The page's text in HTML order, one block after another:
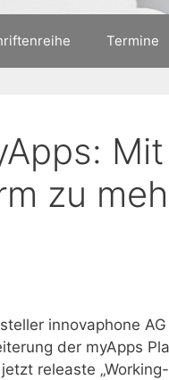
Termine
zu
innovaphone
der myApps
releaste